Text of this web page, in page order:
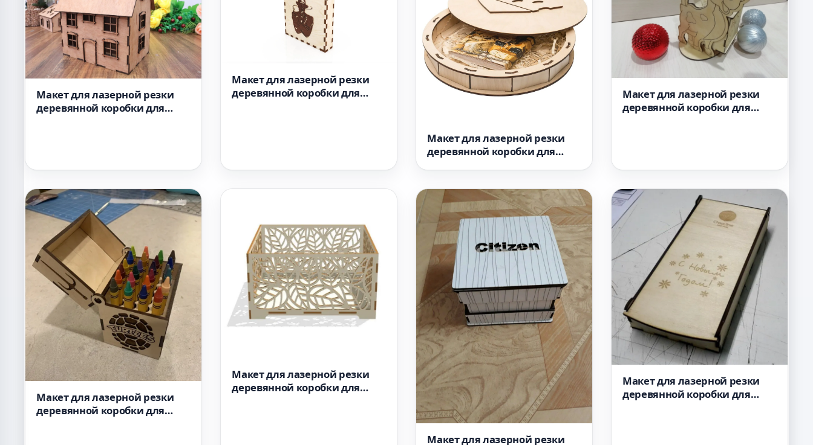
Макет для лазерной резки
деревянной коробки для
Макет для лазерной резки
деревянной коробки для
Макет для лазерной резки
деревянной коробки для
Макет для лазерной резки
деревянной коробки для
Макет для лазерной резки
деревянной коробки для
Макет для лазерной резки
деревянной коробки для
Макет для лазерной резки
Макет для лазерной резки
деревянной коробки для